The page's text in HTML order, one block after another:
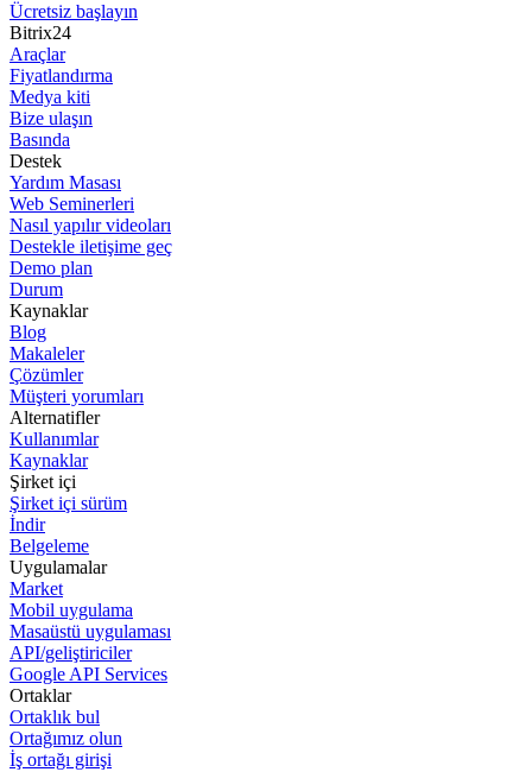
Ücretsiz başlayın
Bitrix24
Araçlar
Fiyatlandırma
Medya kiti
Bize ulaşın
Basında
Destek
Yardım Masası
Web Seminerleri
Nasıl yapılır videoları
Destekle iletişime geç
Demo plan
Durum
Kaynaklar
Blog
Makaleler
Çözümler
Müşteri yorumları
Alternatifler
Kullanımlar
Kaynaklar
Şirket içi
Şirket içi sürüm
İndir
Belgeleme
Uygulamalar
Market
Mobil uygulama
Masaüstü uygulaması
API/geliştiriciler
Google API Services
Ortaklar
Ortaklık bul
Ortağımız olun
İş ortağı girişi